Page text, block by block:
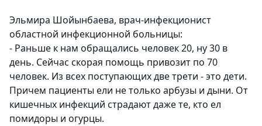
Эльмира Шойынбаева, врач-инфекционист
областной инфекционной больницы:
- Раньше к нам обращались человек 20, ну 30 в
день. Сейчас скорая помощь привозит по 70
человек. Из всех поступающих две трети - это дети.
Причем пациенты ели не только арбузы и дыни. От
кишечных инфекций страдают даже те, кто ел
помидоры и огурцы.